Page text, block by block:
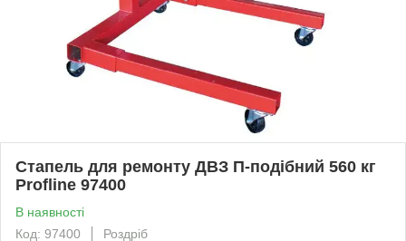
Стапель для ремонту ДВЗ П-подібний 560 кг
Profline 97400
В наявності
Код: 97400
Роздріб